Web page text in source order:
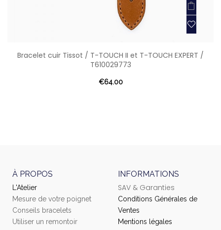
Bracelet cuir Tissot / T-TOUCH II et T-TOUCH EXPERT /
T610029773
€64.00
À PROPOS
L'Atelier
Mesure de votre poignet
Conseils bracelets
Utiliser un remontoir
INFORMATIONS
SAV & Garanties
Conditions Générales de
Ventes
Mentions légales